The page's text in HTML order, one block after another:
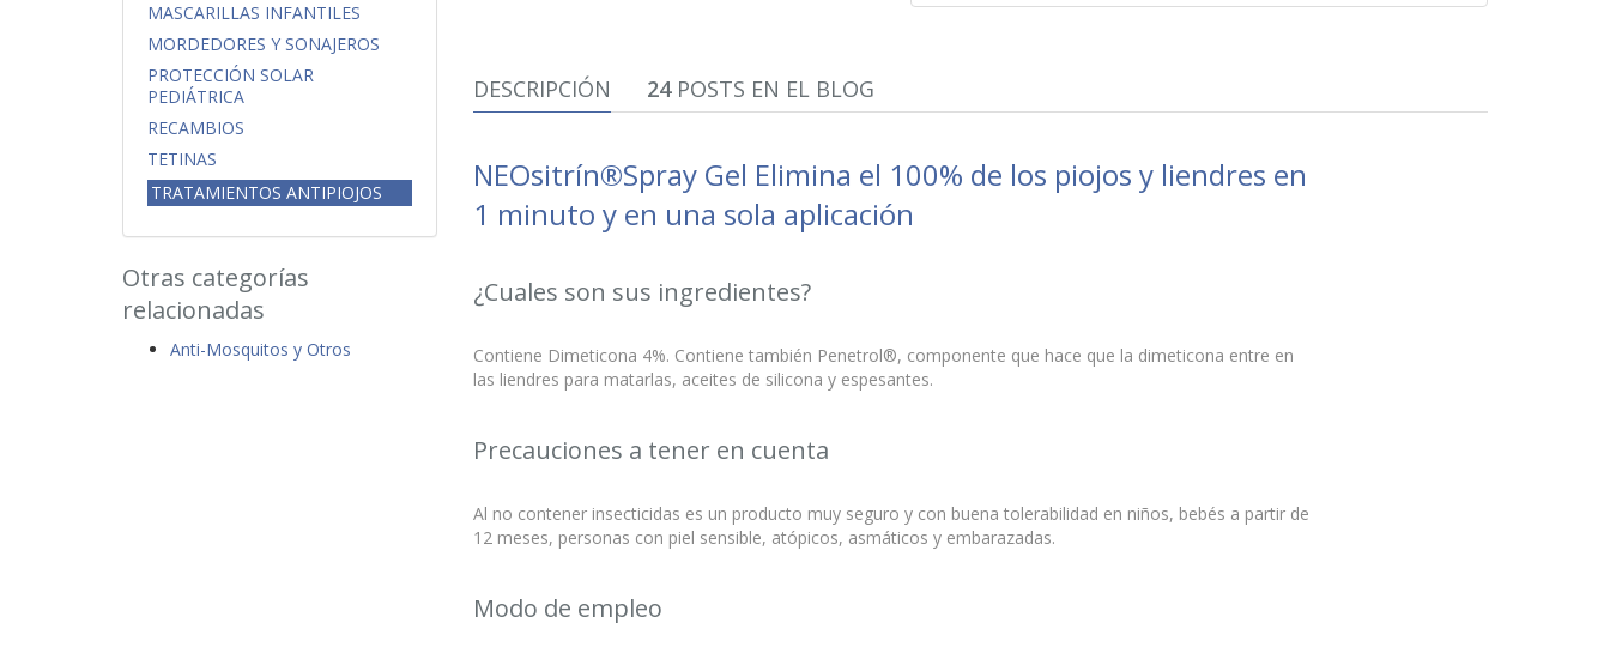
MASCARILLAS INFANTILES
MORDEDORES Y SONAJEROS
PROTECCIÓN SOLAR
PEDIÁTRICA
RECAMBIOS
TETINAS
TRATAMIENTOS ANTIPIOJOS
Otras categorías
relacionadas
Anti-Mosquitos y Otros
DESCRIPCIÓN 24POSTS EN EL BLOG
NEOsitrín®Spray Gel Elimina el 100% de los piojos y liendres en
1 minuto y en una sola aplicación
¿Cuales son sus ingredientes?
Contiene Dimeticona 4%. Contiene también Penetrol®, componente que hace que la dimeticona entre en
las liendres para matarlas, aceites de silicona y espesantes.
Precauciones a tener en cuenta
Al no contener insecticidas es un producto muy seguro y con buena tolerabilidad en niños, bebés a partir de
12 meses, personas con piel sensible, atópicos, asmáticos y embarazadas.
Modo de empleo